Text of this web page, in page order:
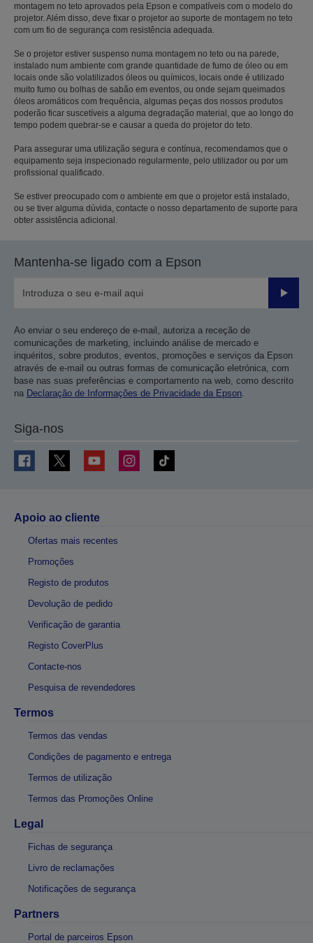
montagem no teto aprovados pela Epson e compatíveis com o modelo do
projetor. Além disso, deve fixar o projetor ao suporte de montagem no teto
com um fio de segurança com resistência adequada.
Se o projetor estiver suspenso numa montagem no teto ou na parede,
instalado num ambiente com grande quantidade de fumo de óleo ou em
locais onde são volatilizados óleos ou químicos, locais onde é utilizado
muito fumo ou bolhas de sabão em eventos, ou onde sejam queimados
óleos aromáticos com frequência, algumas peças dos nossos produtos
poderão ficar suscetíveis a alguma degradação material, que ao longo do
tempo podem quebrar-se e causar a queda do projetor do teto.
Para assegurar uma utilização segura e contínua, recomendamos que o
equipamento seja inspecionado regularmente, pelo utilizador ou por um
profissional qualificado.
Se estiver preocupado com o ambiente em que o projetor está instalado,
ou se tiver alguma dúvida, contacte o nosso departamento de suporte para
obter assistência adicional.
Mantenha-se ligado com a Epson
Enviar
Ao enviar o seu endereço de e-mail, autoriza a receção de
comunicações de marketing, incluindo análise de mercado e
inquéritos, sobre produtos, eventos, promoções e serviços da Epson
através de e-mail ou outras formas de comunicação eletrónica, com
base nas suas preferências e comportamento na web, como descrito
na Declaração de Informações de Privacidade da Epson
Siga-nos
Apoio ao cliente
Ofertas mais recentes
Promoções
Registo de produtos
Devolução de pedido
Verificação de garantia
Registo CoverPlus
Contacte-nos
Pesquisa de revendedores
Termos
Termos das vendas
Condições de pagamento e entrega
Termos de utilização
Termos das Promoções Online
Legal
Fichas de segurança
Livro de reclamações
Notificações de segurança
Partners
Portal de parceiros Epson